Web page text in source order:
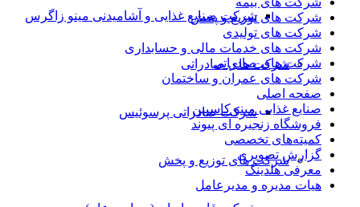
شرکت صنایع غذایی و آشامیدنی مینو زاگرس
شرکت های صادراتی
شرکت صادراتی پرسوئیس
شرکت های توزیع و پخش
شرکت های توزیع و پخش
شرکت های تولیدی
شرکت های خدمات مالی و حسابداری
شرکت های صادراتی
شرکت های عمران و ساختمان
صفحه اصلی
صنایع غذایی مینو کاسپین
فروشگاه زنجیره ای پیوند
کمیته‌های تخصصی
گزارش تصویری
معرفی هلدینگ
هیات مدیره و مدیرعامل